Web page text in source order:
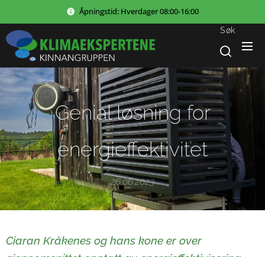
Åpningstid: Hverdager08:00-16:00
Søk
Genial løsning for
energieffektivitet
26.06.2023
Ciaran Kråkenes og hans kone er over